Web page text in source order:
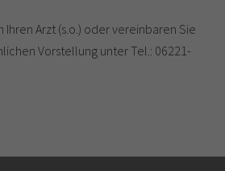
Ihren Arzt (s.o.) oder vereinbaren Sie
Vorstellung unter Tel.: 06221-